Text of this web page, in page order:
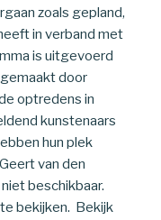
zoals gepland,
in verband met
is uitgevoerd
door
optredens in
kunstenaars
hun plek
van den
beschikbaar.
bekijken. Bekijk